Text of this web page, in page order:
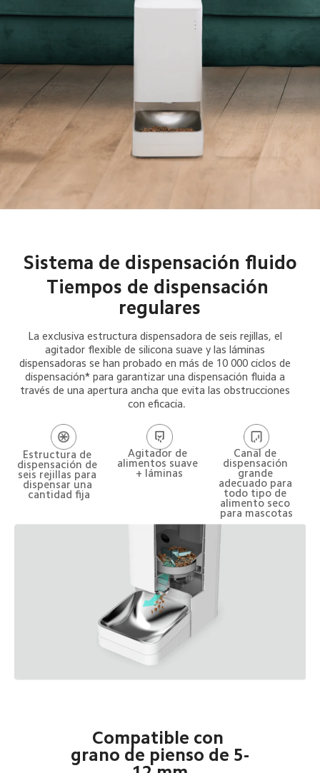
Sistema de dispensación fluido
Tiempos de dispensación
regulares
La exclusiva estructura dispensadora de seis rejillas, el
agitador flexible de silicona suave y las láminas
dispensadoras se han probado en más de 10 000 ciclos de
dispensación* para garantizar una dispensación fluida a
través de una apertura ancha que evita las obstrucciones
con eficacia.
Estructura de
dispensación de
seis rejillas para
dispensar una
cantidad fija
Agitador de
alimentos suave
+ láminas
Canal de
dispensación
grande
adecuado para
todo tipo de
alimento seco
para mascotas
Compatible con
grano de pienso de 5-